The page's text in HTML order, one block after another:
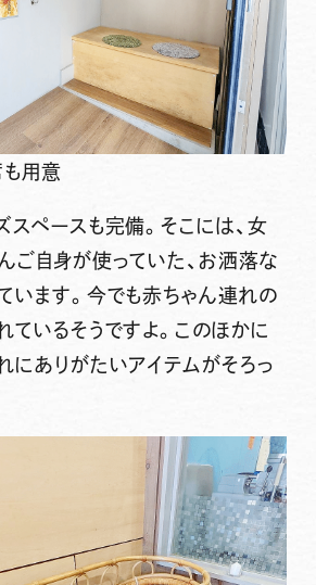
も用意
スペースも完備。そこには、女
ご自身が使っていた、お洒落な
います。今でも赤ちゃん連れの
ているそうですよ。このほかに
にありがたいアイテムがそろっ